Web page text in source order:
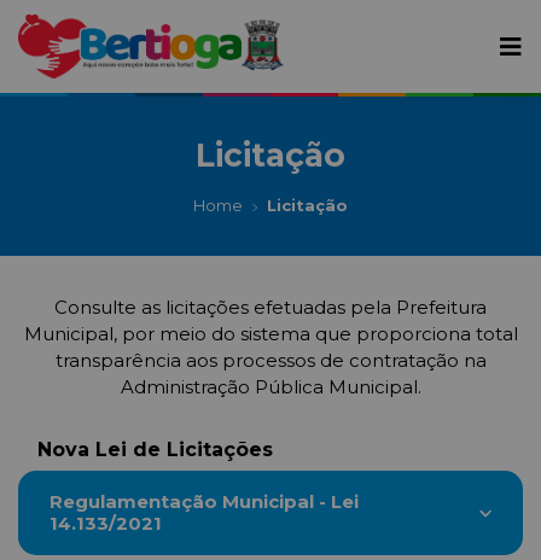
Licitação
Home Licitação
Consulte as licitações efetuadas pela Prefeitura
Municipal, por meio do sistema que proporciona total
transparência aos processos de contratação na
Administração Pública Municipal.
Nova Lei de Licitações
Regulamentação Municipal - Lei
14.133/2021